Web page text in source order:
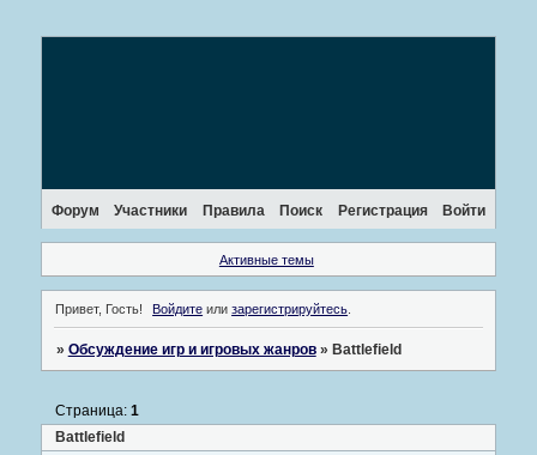
Форум Участники Правила Поиск Регистрация Войти
Активные темы
Привет, Гость! Войдите илизарегистрируйтесь
» Обсуждение игр и игровых жанров » Battlefield
Battlefield
Страница: 1